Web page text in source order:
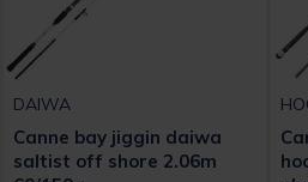
DAIWA
Canne bay jiggin daiwa
saltist off shore 2.06m